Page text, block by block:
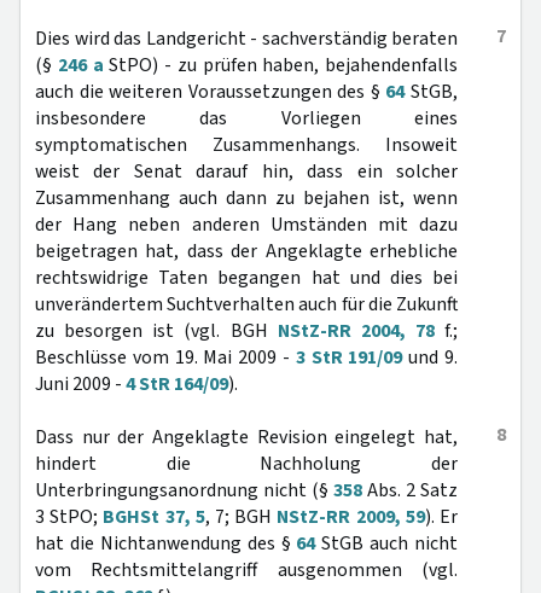
7
Dies wird das Landgericht - sachverständig beraten
(§ 246 a StPO) - zu prüfen haben, bejahendenfalls
auch die weiteren Voraussetzungen des § 64StGB,
insbesondere das Vorliegen eines
symptomatischen Zusammenhangs. Insoweit
weist der Senat darauf hin, dass ein solcher
Zusammenhang auch dann zu bejahen ist, wenn
der Hang neben anderen Umständen mit dazu
beigetragen hat, dass der Angeklagte erhebliche
rechtswidrige Taten begangen hat und dies bei
unverändertem Suchtverhalten auch für die Zukunft
zu besorgen ist (vgl. BGH NStZ-RR 2004, 78f.;
Beschlüsse vom 19. Mai 2009 - 3 StR 191/09und 9.
Juni 2009 -4 StR 164/09).
8
Dass nur der Angeklagte Revision eingelegt hat,
hindert die Nachholung der
Unterbringungsanordnung nicht (§ 358Abs. 2 Satz
3 StPO; BGHSt 37, 5, 7; BGH NStZ-RR 2009, 59). Er
hat die Nichtanwendung des § 64StGB auch nicht
vom Rechtsmittelangriff ausgenommen (vgl.